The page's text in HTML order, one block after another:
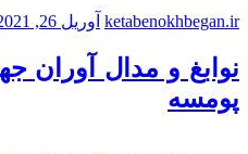
ketabenokhbegan.ir آوریل 26, 2021
نوابغ و مدال آوران
پومسه